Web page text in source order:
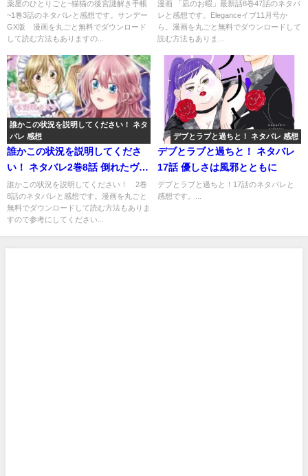
裏には…。
薬屋のひとりごと~猫猫の後宮謎解き手帳
~1巻3話のネタバレと感想です。サンデー
GX版 漫画を丸ごと無料でダウンロード
して読む方法もありますの...
込む！
漫画 「凪のお暇」最新話8巻47話のネタバ
レと感想です。Eleganceイブ11月号か
ら。漫画を丸ごと無料でダウンロードして
読む方法もありま...
誰かこの状況を説明してください！ ネタ
バレ 感想
誰かこの状況を説明してくださ
い！ ネタバレ2巻8話 倒れたヴィ
オラをお姫様抱っこ…！
誰かこの状況を説明してください！ 2巻
8話のネタバレと感想です。漫画を丸ごと
無料でダウンロードして読む方法もありま
すので参考にしてください...
デブとラブと過ちと！ ネタバレ 感想
デブとラブと過ちと！ ネタバレ
17話 優しさは風邪とともに
デブとラブと過ちと！17話のネタバレと
感想です。...